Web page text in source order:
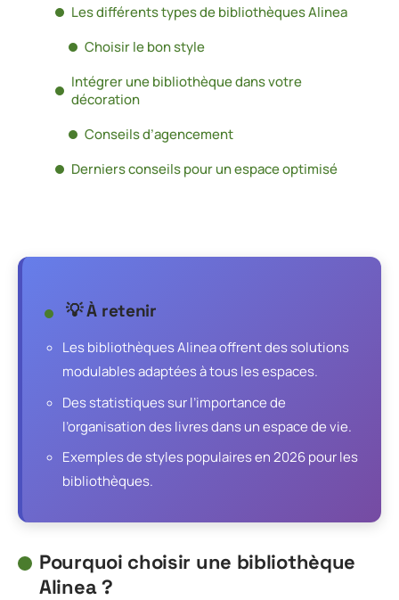
Les différents types de bibliothèques Alinea
Choisir le bon style
Intégrer une bibliothèque dans votre
décoration
Conseils d’agencement
Derniers conseils pour un espace optimisé
💡 À retenir
Les bibliothèques Alinea offrent des solutions
modulables adaptées à tous les espaces.
Des statistiques sur l’importance de
l’organisation des livres dans un espace de vie.
Exemples de styles populaires en 2026 pour les
bibliothèques.
Pourquoi choisir une bibliothèque
Alinea ?